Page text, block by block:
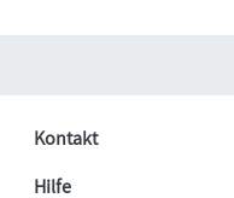
Kontakt
Hilfe